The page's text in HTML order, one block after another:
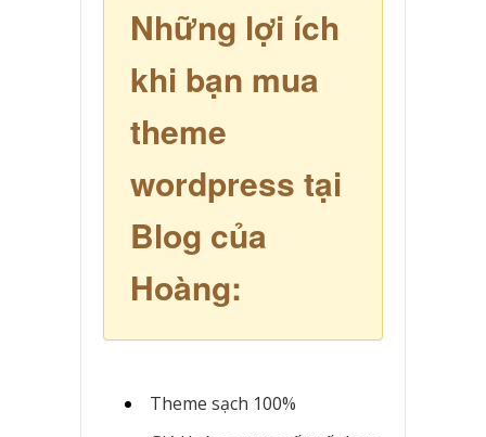
Những lợi ích
khi bạn mua
theme
wordpress tại
Blog của
Hoàng:
Theme sạch 100%